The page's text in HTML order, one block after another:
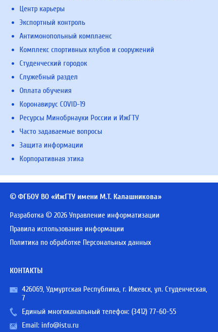
Центр карьеры
Экспортный контроль
Антимонопольный комплаенс
Комплекс спортивных клубов и сооружений
Студенческий городок
Служебный раздел
Оплата обучения
Коронавирус COVID-19
Ресурсы Минобрнауки России и ИжГТУ
Часто задаваемые вопросы
Защита информации
Корпоративная этика
© ФГБОУ ВО «ИжГТУ имени М.Т. Калашникова»
Разработка © 2026 Управление информатизации
Правила использования информации
Политика по обработке Персональных данных
КОНТАКТЫ
426069, Удмуртская Республика, г. Ижевск, ул. Студенческая,
7
Единый многоканальный телефон: (3412) 77-60-55
Email: info@istu.ru